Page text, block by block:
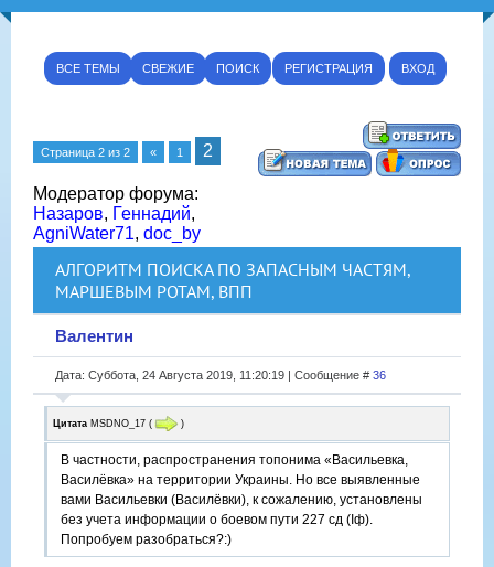
ВСЕ ТЕМЫ СВЕЖИЕ ПОИСК РЕГИСТРАЦИЯ ВХОД
Страница 2 из 2 « 1 2
Модератор форума:
Назаров, Геннадий,
AgniWater71, doc_by
АЛГОРИТМ ПОИСКА ПО ЗАПАСНЫМ ЧАСТЯМ,
МАРШЕВЫМ РОТАМ, ВПП
Валентин
Дата: Суббота, 24 Августа 2019, 11:20:19 | Сообщение # 36
Цитата MSDNO_17 ( )
В частности, распространения топонима «Васильевка,
Василёвка» на территории Украины. Но все выявленные
вами Васильевки (Василёвки), к сожалению, установлены
без учета информации о боевом пути 227 сд (Iф).
Попробуем разобраться?:)